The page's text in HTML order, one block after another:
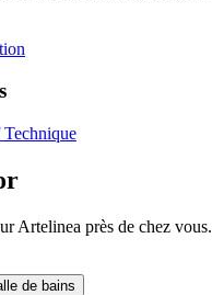
Artelinea près de chez vous.
de bains